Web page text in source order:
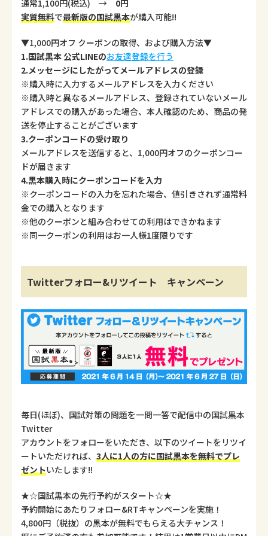
通常1,100円(税込) → 0円
実質無料で最新版の国試黒本が購入可能!!
▼1,000円オフ クーポンの取得、および購入方法▼
1.国試黒本 公式LINEのお友達登録を行う
2.メッセージにしたがってメールアドレスの登録
※購入時に入力するメールアドレスを入力ください
※購入時と異なるメールアドレス、登録されていないメール
アドレスでの購入があった場合、本人確認のため、商品の発
送を停止することがございます
3.クーポンコードの受け取り
メールアドレスを送信すると、1,000円オフのクーポンコー
ドが届きます
4.黒本購入時にクーポンコードを入力
※クーポンコードの入力を忘れた場合、値引きされず通常料
金での購入となります
※他のクーポンと組み合わせての利用はできかねます
※同一クーポンの利用はお一人様1度限りです
Twitterフォロー&リツイート キャンペーン
毎日(ほぼ)、国試対策の問題を一問一答で配信中の国試黒本
Twitter
アカウントをフォローをいただき、以下のツイートをリツイ
ートいただければ、 3人に1人の方に国試黒本を無料でプレ
ゼントいたします!!
★☆国試黒本の先行予約がスタート☆★
予約開始にあたりフォロー&RTキャンペーンを実施！
4,800円（税抜）の黒本が無料でもらえる大チャンス！